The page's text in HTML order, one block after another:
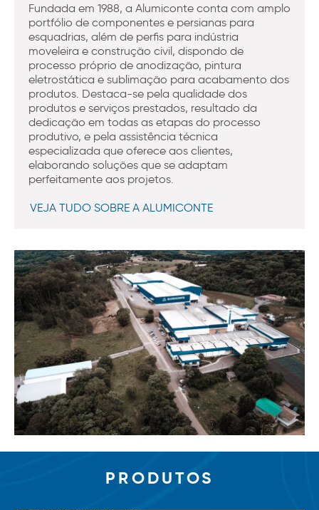
Fundada em 1988, a Alumiconte conta com amplo
portfólio de componentes e persianas para
esquadrias, além de perfis para indústria
moveleira e construção civil, dispondo de
processo próprio de anodização, pintura
eletrostática e sublimação para acabamento dos
produtos. Destaca-se pela qualidade dos
produtos e serviços prestados, resultado da
dedicação em todas as etapas do processo
produtivo, e pela assistência técnica
especializada que oferece aos clientes,
elaborando soluções que se adaptam
perfeitamente aos projetos.
VEJA TUDO SOBRE A ALUMICONTE
PRODUTOS